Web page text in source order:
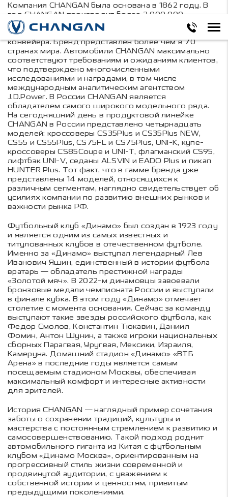
Компания CHANGAN была основана в 1862 году. В
год CHANGAN производит более 2 000 000
автомобилей, а в 2022 году перешагнул отметку в
23 500 000 единиц легковой техники, сошедшей с
конвейера. Бренд представлен более чем в 70
странах мира. Автомобили CHANGAN максимально
соответствуют требованиям и ожиданиям клиентов,
что подтверждено многочисленными
исследованиями и наградами, в том числе
международным аналитическим агентством
J.D.Power. В России CHANGAN является
обладателем самого широкого модельного ряда.
На сегодняшний день в продуктовой линейке
CHANGAN в России представлено четырнадцать
моделей: кроссоверы CS35Plus и CS35Plus NEW,
CS55 и CS55Plus, CS75FL и CS75Plus, UNI-K, купе-
кроссоверы CS85Coupe и UNI-T, флагманский CS95,
лифтбэк UNI-V, седаны ALSVIN и EADO Plus и пикап
HUNTER Plus. Тот факт, что в гамме бренда уже
представлены 14 моделей, относящихся к
различным сегментам, наглядно свидетельствует об
усилиях компании по развитию внешних рынков и
важности рынка РФ.
Футбольный клуб «Динамо» был создан в 1923 году
и является одним из самых известных и
титулованных клубов в отечественном футболе.
Именно за «Динамо» выступал легендарный Лев
Иванович Яшин, единственный в истории футбола
вратарь — обладатель престижной награды
«Золотой мяч». В 2022-м динамовцы завоевали
бронзовые медали чемпионата России и выступали
в финале кубка. В этом году «Динамо» отмечает
столетие с момента основания. Сейчас за команду
выступают такие звезды российского футбола, как
Федор Смолов, Константин Тюкавин, Даниил
Фомин, Антон Шунин, а также игроки национальных
сборных Парагвая, Уругвая, Мексики, Израиля,
Камеруна. Домашний стадион «Динамо» «ВТБ
Арена» в последние годы является самым
посещаемым стадионом Москвы, обеспечивая
максимальный комфорт и интересные активности
для зрителей.
История CHANGAN — наглядный пример сочетания
заботы о сохранении традиций, культуры и
мастерства с постоянным стремлением к развитию и
самосовершенствованию. Такой подход роднит
автомобильного гиганта из Китая с футбольным
клубом «Динамо Москва», ориентированным на
прогрессивный стиль жизни современной и
продвинутой аудитории, с уважением к
собственной истории и ценностям, привитым
предыдущими поколениями.